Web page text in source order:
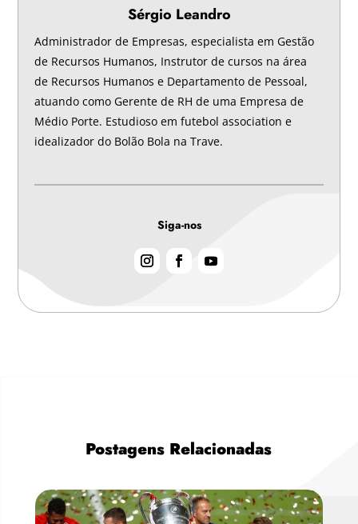
Sérgio Leandro
Administrador de Empresas, especialista em Gestão
de Recursos Humanos, Instrutor de cursos na área
de Recursos Humanos e Departamento de Pessoal,
atuando como Gerente de RH de uma Empresa de
Médio Porte. Estudioso em futebol association e
idealizador do Bolão Bola na Trave.
Siga-nos
Postagens Relacionadas